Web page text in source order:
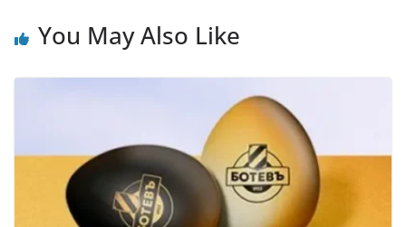
You May Also Like